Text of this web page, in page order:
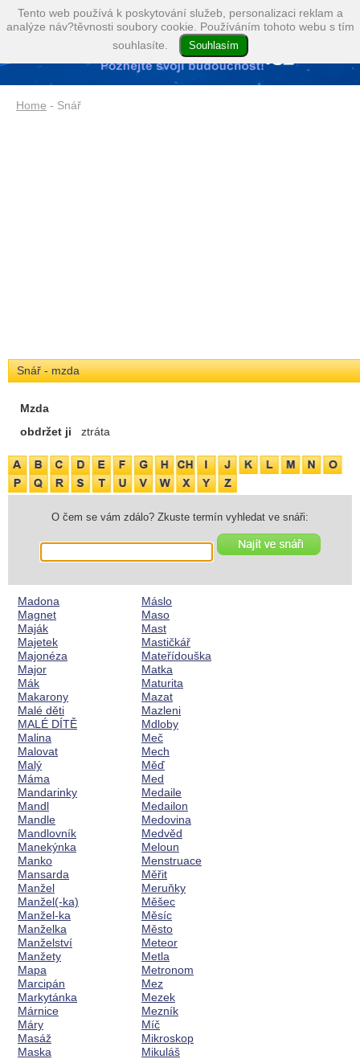
Home - Snář
Snář - mzda
Mzda
obdržet ji
ztráta
O čem se vám zdálo? Zkuste termín vyhledat ve snáři:
Madona
Magnet
Maják
Majetek
Majonéza
Major
Mák
Makarony
Malé děti
MALÉ DÍTĚ
Malina
Malovat
Malý
Máma
Mandarinky
Mandl
Mandle
Mandlovník
Manekýnka
Manko
Mansarda
Manžel
Manžel(-ka)
Manžel-ka
Manželka
Manželství
Manžety
Mapa
Marcipán
Markytánka
Márnice
Máry
Masáž
Maska
Máslo
Maso
Mast
Mastičkář
Mateřídouška
Matka
Maturita
Mazat
Mazleni
Mdloby
Meč
Mech
Měď
Med
Medaile
Medailon
Medovina
Medvěd
Meloun
Menstruace
Měřit
Meruňky
Měšec
Měsíc
Město
Meteor
Metla
Metronom
Mez
Mezek
Mezník
Míč
Mikroskop
Mikuláš
Tento web používá k poskytování služeb, personalizaci reklam a
analýze náv?těvnosti soubory cookie. Používáním tohoto webu s tím
souhlasíte.